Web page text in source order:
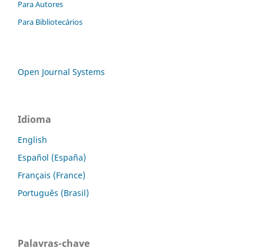
Para Autores
Para Bibliotecários
Open Journal Systems
Idioma
English
Español (España)
Français (France)
Português (Brasil)
Palavras-chave